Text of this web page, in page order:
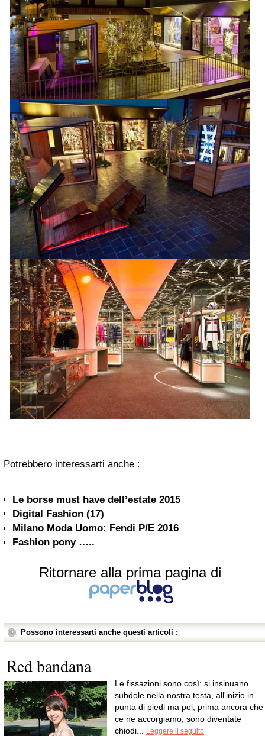
Potrebbero interessarti anche :
Le borse must have dell’estate 2015
Digital Fashion (17)
Milano Moda Uomo: Fendi P/E 2016
Fashion pony …..
Ritornare alla prima pagina di
Possono interessarti anche questi articoli :
Red bandana
Le fissazioni sono così: si insinuano
subdole nella nostra testa, all'inizio in
punta di piedi ma poi, prima ancora che
ce ne accorgiamo, sono diventate
chiodi...
Leggere il seguito